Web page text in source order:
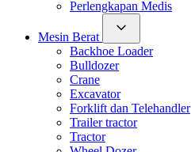
Perlengkapan Medis
Mesin Berat
Backhoe Loader
Bulldozer
Crane
Excavator
Forklift dan Telehandler
Trailer tractor
Tractor